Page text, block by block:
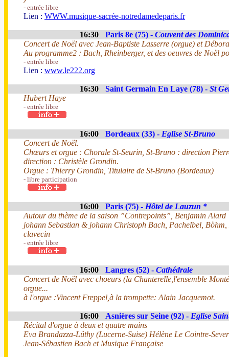
- entrée libre
Lien : WWW.musique-sacrée-notredamedeparis.fr
16:30 Paris 8e (75) - Couvent des
Concert de Noël avec Jean-Baptiste Lasserre (orgue) et
Au programme2 : Bach, Rheinberger, et des oeuvres de Noël
- entrée libre
Lien : www.le222.org
16:30 Saint Germain En Laye (78) - St
Hubert Haye
- entrée libre
16:00 Bordeaux (33) - Eglise St-Bruno
Concert de Noël.
Chœurs et orgue : Chorale St-Seurin, St-Bruno : direction
direction : Christèle Grondin.
Orgue : Thierry Grondin, Titulaire de St-Bruno (Bordeaux)
- libre participation
16:00 Paris (75) - Hôtel de Lauzun *
Autour du thème de la saison ”Contrepoints”, Benjamin Alard
johann Sebastian & johann Christoph Bach, Pachelbel,
clavecin
- entrée libre
16:00 Langres (52) - Cathédrale
Concert de Noël avec choeurs (la Chanterelle,l'ensemble
orgue...
à l'orgue :Vincent Freppel,à la trompette: Alain Jacquemot.
16:00 Asnières sur Seine (92) - Eglise
Récital d'orgue à deux et quatre mains
Eva Brandazza-Lüthy (Lucerne-Suise) Hélène Le Cointre-
Jean-Sébastien Bach et Musique Française